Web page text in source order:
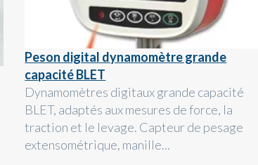
Peson digital dynamomètre grande
capacité BLET
Dynamomètres digitaux grande capacité
BLET, adaptés aux mesures de force, la
traction et le levage. Capteur de pesage
extensométrique, manille...